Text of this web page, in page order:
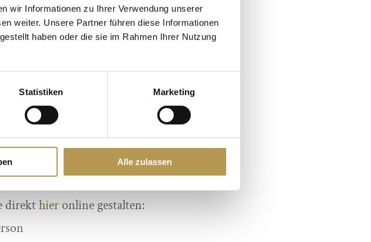
wir Informationen zu Ihrer Verwendung unserer
weiter. Unsere Partner führen diese Informationen
haben oder die sie im Rahmen Ihrer Nutzung
Statistiken Marketing
Alle zulassen
bis 10.00 Uhr
bis 10.30 Uhr
FREUND Gutschein.
direkthieronline gestalten: